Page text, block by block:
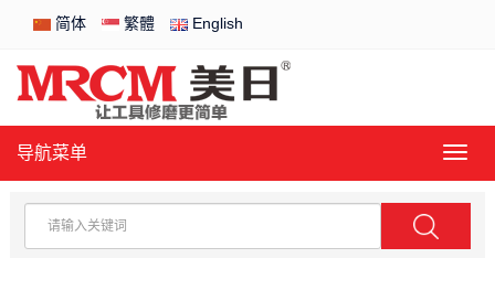
简体 繁體 English
导
导航菜单